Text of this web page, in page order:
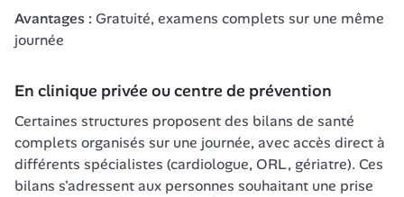
Avantages : Gratuité, examens complets sur une même
journée
En clinique privée ou centre de prévention
Certaines structures proposent des bilans de santé
complets organisés sur une journée, avec accès direct à
différents spécialistes (cardiologue, ORL, gériatre). Ces
bilans s'adressent aux personnes souhaitant une prise